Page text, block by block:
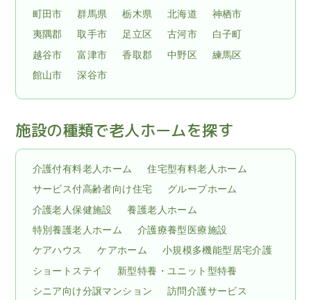
町田市
群馬県 栃木県 北海道
神栖市
夷隅郡
取手市 足立区 古河市
白子町
越谷市
富津市 香取郡 中野区
練馬区
館山市
深谷市
施設の種類で老人ホームを探す
介護付有料老人ホーム
住宅型有料老人ホーム
サービス付高齢者向け住宅
グループホーム
介護老人保健施設
養護老人ホーム
特別養護老人ホーム
介護療養型医療施設
ケアハウス
ケアホーム
小規模多機能型居宅介護
ショートステイ
新型特養・ユニット型特養
シニア向け分譲マンション
訪問介護サービス